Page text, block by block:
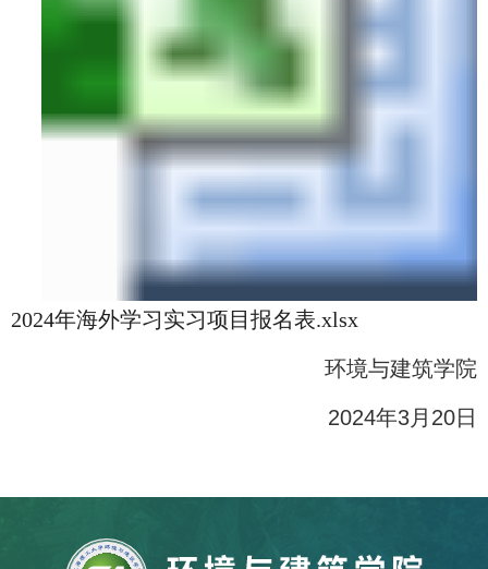
2024年海外学习实习项目报名表.xlsx
环境与建筑学院
2024年3月 20日